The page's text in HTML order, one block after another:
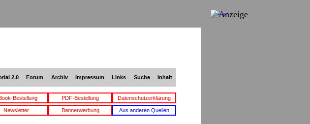
2.0 Forum Archiv Impressum Links Suche Inhalt
Bestellung PDF-Bestellung Datenschutzerklärung
Newsletter Bannerwerbung Aus anderen Quellen
Anzeige